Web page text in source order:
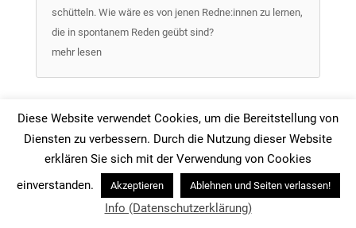
schütteln. Wie wäre es von jenen Redne:innen zu lernen,
die in spontanem Reden geübt sind?
mehr lesen
Rhetorik – was ist gute Rhetorik?
Freitag, August 15, 2025
Diese Website verwendet Cookies, um die Bereitstellung von
Diensten zu verbessern. Durch die Nutzung dieser Website
erklären Sie sich mit der Verwendung von Cookies
einverstanden.
Akzeptieren Ablehnen und Seiten verlassen!
Info (Datenschutzerklärung)